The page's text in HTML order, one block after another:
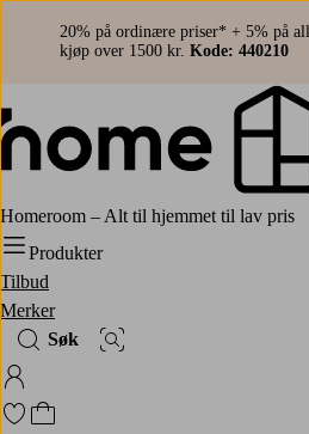
20% på ordinære priser* + 5% på
kjøp over 1500 kr. Kode: 440210
Homeroom – Alt til hjemmet til lav pris
Produkter
Tilbud
Merker
Søk
Bildesøk
Logg på Homeroom
Gå til favorittmerkede produkter
Gå til handlekurven